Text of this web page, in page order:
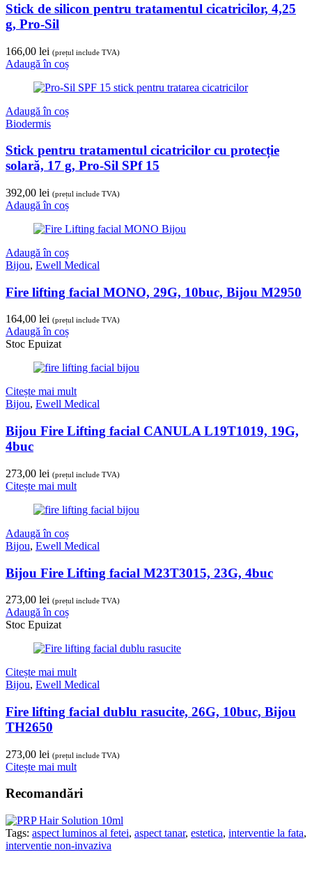
Stick de silicon pentru tratamentul cicatricilor, 4,25
g, Pro-Sil
166,00 lei (prețul include TVA)
Adaugă în coș
Adaugă în coș
Biodermis
Stick pentru tratamentul cicatricilor cu protecție
solară, 17 g, Pro-Sil SPf 15
392,00 lei (prețul include TVA)
Adaugă în coș
Adaugă în coș
Bijou, Ewell Medical
Fire lifting facial MONO, 29G, 10buc, Bijou M2950
164,00 lei (prețul include TVA)
Adaugă în coș
Stoc Epuizat
Citește mai mult
Bijou, Ewell Medical
Bijou Fire Lifting facial CANULA L19T1019, 19G,
4buc
273,00 lei (prețul include TVA)
Citește mai mult
Adaugă în coș
Bijou, Ewell Medical
Bijou Fire Lifting facial M23T3015, 23G, 4buc
273,00 lei (prețul include TVA)
Adaugă în coș
Stoc Epuizat
Citește mai mult
Bijou, Ewell Medical
Fire lifting facial dublu rasucite, 26G, 10buc, Bijou
TH2650
273,00 lei (prețul include TVA)
Citește mai mult
Recomandări
Tags: aspect luminos al fetei, aspect tanar, estetica, interventie la fata,
interventie non-invaziva